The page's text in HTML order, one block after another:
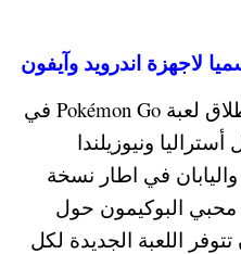
واعلنت نينتندو رسميا عن اطلاق لعبة Pokémon Go في
ونيوزيلندا
واليابان في اطار نسخة
محبي البوكيمون حول
اللعبة الجديدة لكل